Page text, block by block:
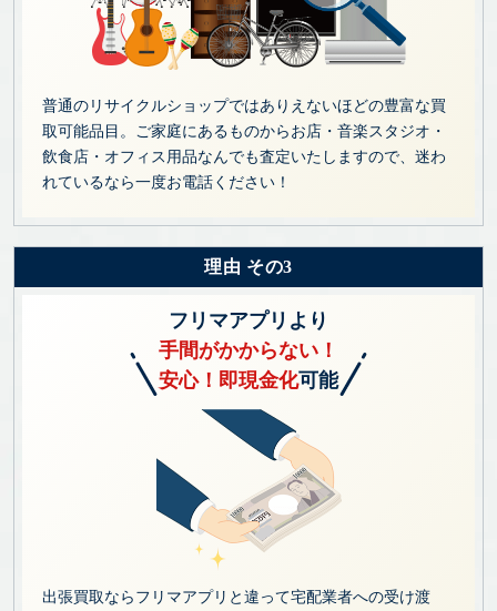
普通のリサイクルショップではありえないほどの豊富な買
取可能品目。ご家庭にあるものからお店・音楽スタジオ・
飲食店・オフィス用品なんでも査定いたしますので、迷わ
れているなら一度お電話ください！
理由 その3
フリマアプリより
手間がかからない！
安心！即現金化可能
出張買取ならフリマアプリと違って宅配業者への受け渡